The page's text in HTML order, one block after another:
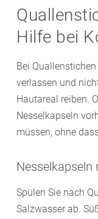
Hilfe bei
Bei
verlassen und
Hautareal reiben.
Nesselkapseln
müssen, ohne
Nesselkapseln
Spülen Sie nach
Salzwasser ab.